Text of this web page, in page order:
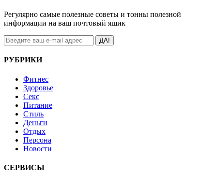
Регулярно самые полезные советы и тонны полезной
информации на ваш почтовый ящик
ДА!
РУБРИКИ
Фитнес
Здоровье
Секс
Питание
Стиль
Деньги
Отдых
Персона
Новости
СЕРВИСЫ